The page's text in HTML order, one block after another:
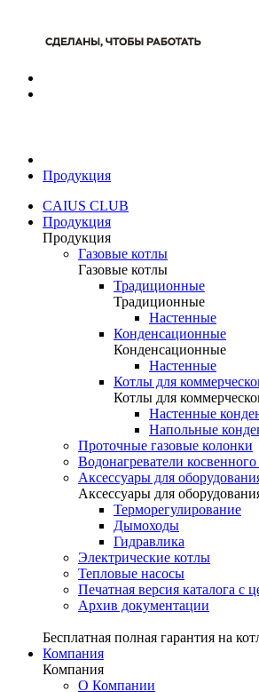
Продукция
CAIUS CLUB
Продукция
Продукция
Газовые котлы
Газовые котлы
Традиционные
Традиционные
Настенные
Конденсационные
Конденсационные
Настенные
Котлы для
Котлы для
Настенные
Напольные
Проточные газовые колонки
Водонагреватели косвенного
Аксессуары для
Аксессуары для
Терморегулирование
Дымоходы
Гидравлика
Электрические котлы
Тепловые насосы
Печатная версия каталога с
Архив документации
Бесплатная полная гарантия на
Компания
Компания
О Компании